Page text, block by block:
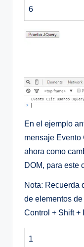
6
En el ejemplo
mensaje Evento
ahora como
DOM, para este
Nota: Recuerda
de elementos
Control + Shift + I
1